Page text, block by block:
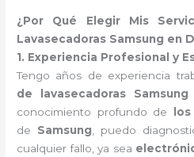
¿Por Qué Elegir Mis
Lavasecadoras Samsung en
1. Experiencia Profesional y
Tengo años de experiencia
de lavasecadoras Samsung
conocimiento profundo de
de Samsung , puedo
cualquier fallo, ya sea